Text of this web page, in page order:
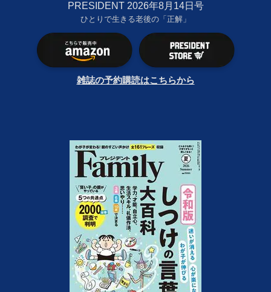
PRESIDENT 2026年8月14日号
ひとりで生きる老後の「正解」
雑誌の予約購読はこちらから